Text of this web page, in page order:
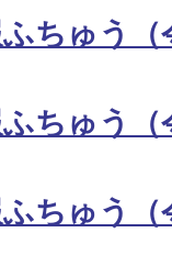
ちゅう
ちゅう
ちゅう